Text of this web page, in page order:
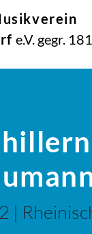
e.V. gegr.
|